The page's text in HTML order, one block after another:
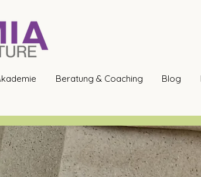
Beratung & Coaching Blog